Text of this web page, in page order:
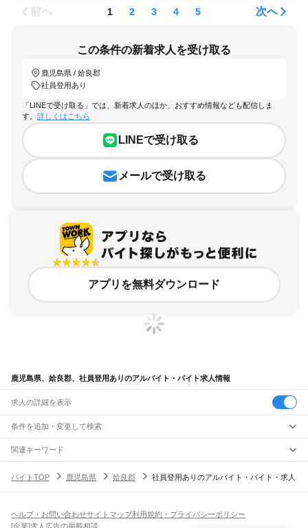
前へ 1 2 3 4 5 次へ
この条件の新着求人を受け取る
鹿児島県 / 姶良郡
社員登用あり
「LINEで受け取る」では、新着求人のほか、おすすめ情報なども配信しま
す。 詳しくはこちら
LINEで受け取る
メールで受け取る
アプリを無料ダウンロード
鹿児島県、姶良郡、社員登用ありのアルバイト・バイト求人情報
求人の詳細を表示
条件を追加・変更して検索
市区町村を追加・変更
鹿児島県
すべて
伊佐市姶良市鹿児島郡 薩摩郡出水郡姶良郡曽於郡肝属郡 熊毛郡
駅を追加・変更
川内駅 隈之城駅 木場茶屋駅 串木野駅神村学園前駅 市来駅 湯之元駅
伊集院駅薩摩松元駅上伊集院駅広木駅鹿児島中央駅鹿児島駅
飲食・フードサービス
飲食・フードサービス
特徴を追加・変更
関連キーワード
鹿児島県 姶良市 契約社員 フロント
鹿児島県 姶良市 契約社員 天空
バイトTOP 鹿児島県 姶良郡 社員登用ありのアルバイト・バイト・求人
ヘルプ・お問い合わせサイトマップ利用規約・プライバシーポリシー
[企業]求人広告の掲載相談